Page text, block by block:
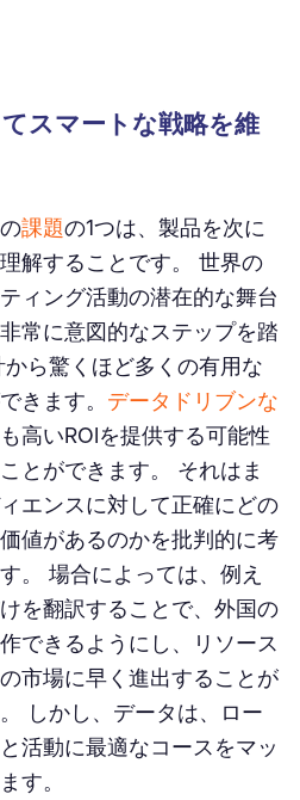
スマートな戦略を維
課題の1つは、製品を次に
解することです。 世界の
ィング活動の潜在的な舞台
常に意図的なステップを踏
ら驚くほど多くの有用な
きます。 データドリブンな
高いROIを提供する可能性
とができます。 それはま
エンスに対して正確にどの
値があるのかを批判的に考
。 場合によっては、例え
を翻訳することで、外国の
できるようにし、リソース
市場に早く進出することが
しかし、データは、ロー
活動に最適なコースをマッ
す。